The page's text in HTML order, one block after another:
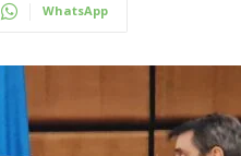
WhatsApp